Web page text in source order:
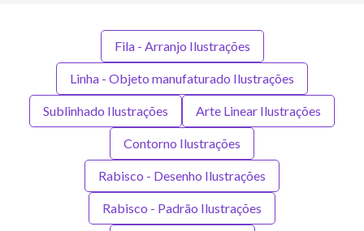
Fila - Arranjo Ilustrações
Linha - Objeto manufaturado Ilustrações
Sublinhado Ilustrações Arte Linear Ilustrações
Contorno Ilustrações
Rabisco - Desenho Ilustrações
Rabisco - Padrão Ilustrações